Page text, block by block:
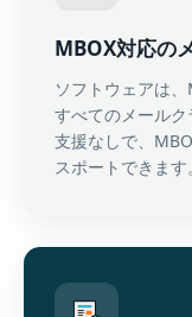
MBOX対応の
ソフトウェアは
すべてのメール
支援なしで、
スポートできます。